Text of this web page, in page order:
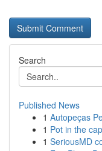
Search
Published News
1 Autopeças
1 Pot in the
1 SeriousMD